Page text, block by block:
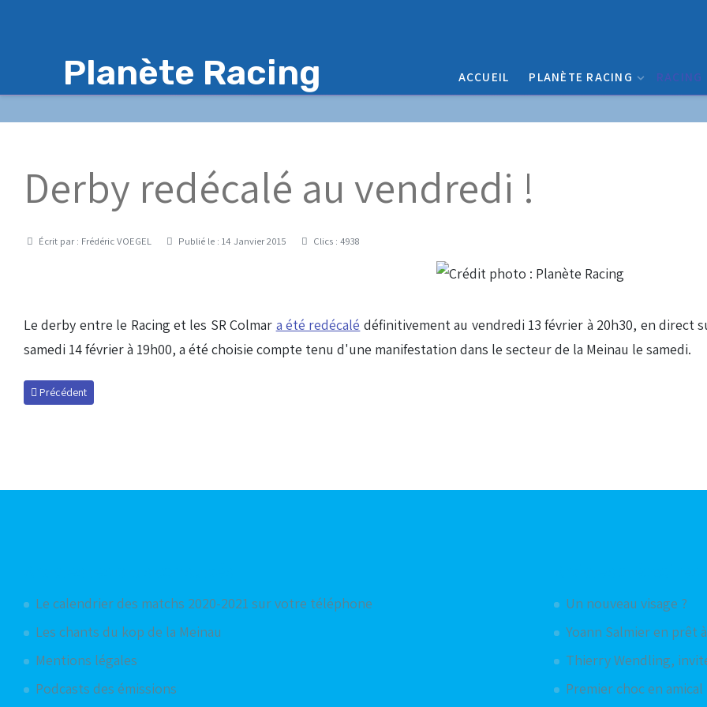
Planète Racing ACCUEIL PLANÈTE RACING RACING
Derby redécalé au vendredi !
DétailsÉcrit par : Frédéric VOEGEL Publié le : 14 Janvier 2015 Clics : 4938
Le derby entre le Racing et les SR Colmar a été redécalé définitivement au vendredi 13 février à 20h30, en direct
samedi 14 février à 19h00, a été choisie compte tenu d'une manifestation dans le secteur de la Meinau le samedi.
Article précédent : Very bad trip in Epinal
Précédent
Le calendrier des matchs 2020-2021 sur votre téléphone
Les chants du kop de la Meinau
Mentions légales
Podcasts des émissions
Un nouveau visage ?
Yoann Salmier en prêt
Thierry Wendling,
Premier choc en amical